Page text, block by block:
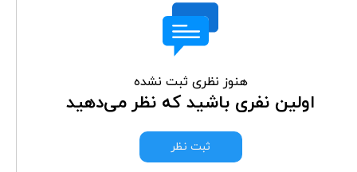
هنوز نظری ثبت نشده
اولین نفری باشید که نظر می‌دهید
ثبت نظر